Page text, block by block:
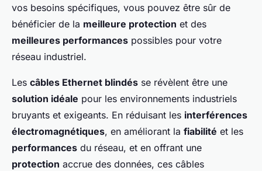
vos besoins spécifiques, vous pouvez être sûr de
bénéficier de la meilleure protection et des
meilleures performances possibles pour votre
réseau industriel.
Les câbles Ethernet blindés se révèlent être une
solution idéale pour les environnements industriels
bruyants et exigeants. En réduisant les interférences
électromagnétiques, en améliorant la fiabilité et les
performances du réseau, et en offrant une
protection accrue des données, ces câbles